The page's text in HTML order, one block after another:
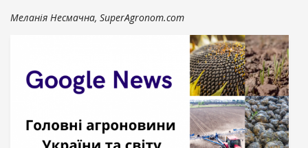
Меланія Несмачна, SuperAgronom.com